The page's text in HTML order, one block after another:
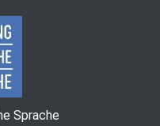
Sprache